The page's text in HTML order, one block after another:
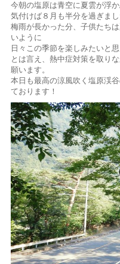
今朝の塩原は青空に夏雲が浮
気付けば８月も半分を過ぎまし
梅雨が長かった分、子供たち
いように
日々この季節を楽しみたいと
とは言え、熱中症対策を取り
願います。
本日も最高の涼風吹く塩原渓
ております！